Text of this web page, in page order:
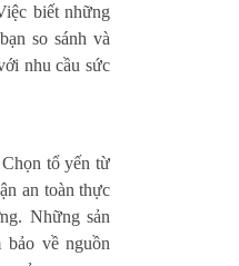
biết những
so sánh và
nhu cầu sức
tổ yến từ
an toàn thực
Những sản
bảo về nguồn